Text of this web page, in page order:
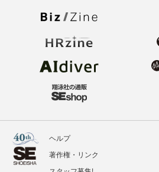
ヘルプ
著作権・リンク